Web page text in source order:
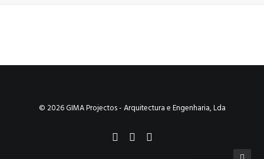
© 2026 GIMA Projectos - Arquitectura e Engenharia, Lda